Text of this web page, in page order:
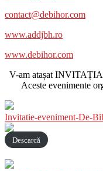
contact@debihor.com
www.addjbh.ro
www.debihor.com
V-am atașat INVITAȚIA
Aceste evenimente
Invitatie-eveniment-De-
Descarcă